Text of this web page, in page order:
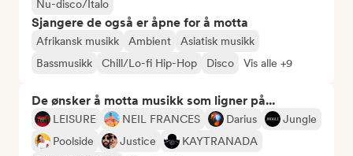
Nu-disco/Italo
Sjangere de også er åpne for å motta
Afrikansk musikk Ambient
Asiatisk musikk
Bassmusikk
Chill/Lo-fi Hip-Hop Disco Vis alle +9
De ønsker å motta musikk som ligner på...
LEISURE NEIL FRANCES Darius
Jungle
Poolside
Justice
KAYTRANADA